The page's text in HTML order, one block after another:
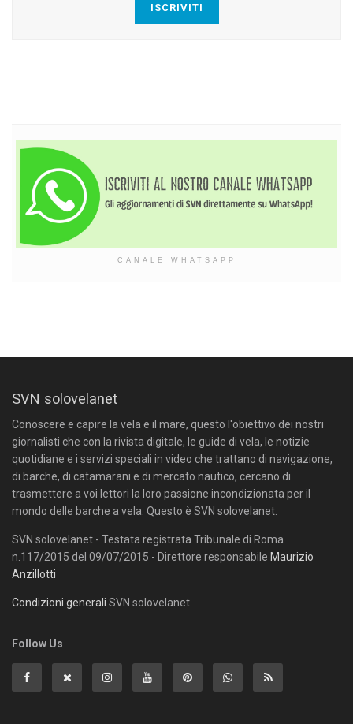
ISCRIVITI
CANALE WHATSAPP
SVN solovelanet
Conoscere e capire la vela e il mare, questo l'obiettivo dei nostri
giornalisti che con la rivista digitale, le guide di vela, le notizie
quotidiane e i servizi speciali in video che trattano di navigazione,
di barche, di catamarani e di mercato nautico, cercano di
trasmettere a voi lettori la loro passione incondizionata per il
mondo delle barche a vela. Questo è SVN solovelanet.
SVN solovelanet - Testata registrata Tribunale di Roma
n.117/2015 del 09/07/2015 - Direttore responsabile Maurizio
Anzillotti
Condizioni generali SVN solovelanet
Follow Us